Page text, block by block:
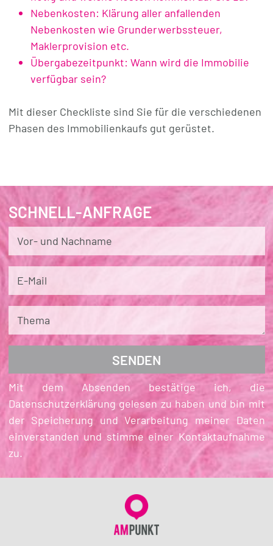
Nebenkosten: Klärung aller anfallenden
Nebenkosten wie Grunderwerbssteuer,
Maklerprovision etc.
Übergabezeitpunkt: Wann wird die Immobilie
verfügbar sein?
Mit dieser Checkliste sind Sie für die verschiedenen
Phasen des Immobilienkaufs gut gerüstet.
SCHNELL-ANFRAGE
Vor- und Nachname
E-Mail
Thema
Mit dem Absenden bestätige ich, die
Datenschutzerklärung gelesen zu haben und bin mit
der Speicherung und Verarbeitung meiner Daten
einverstanden und stimme einer Kontaktaufnahme
zu.